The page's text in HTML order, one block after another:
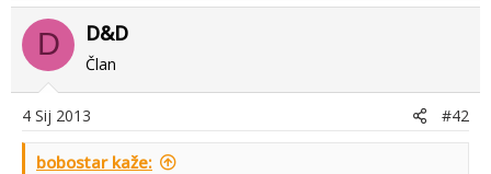
D D&D
Član
4 Sij 2013 #42
bobostar kaže: